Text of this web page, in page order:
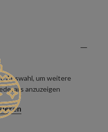
Auswahl, um weitere
anzuzeigen